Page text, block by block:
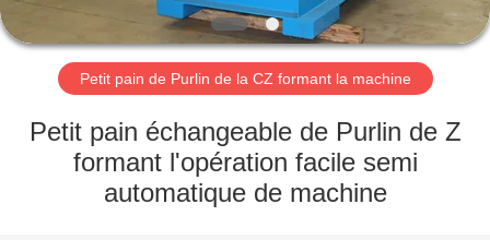
À
PROPOS
NOUS
Petit pain de Purlin de la CZ formant la machine
Petit pain échangeable de Purlin de Z
formant l'opération facile semi
automatique de machine